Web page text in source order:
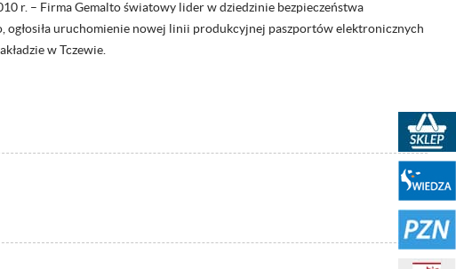
r. – Firma Gemalto światowy lider w dziedzinie bezpieczeństwa
ogłosiła uruchomienie nowej linii produkcyjnej paszportów elektronicznych
w Tczewie.